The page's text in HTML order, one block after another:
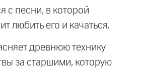
с песни, в которой
любить его и качаться.
древнюю технику
за старшими, которую